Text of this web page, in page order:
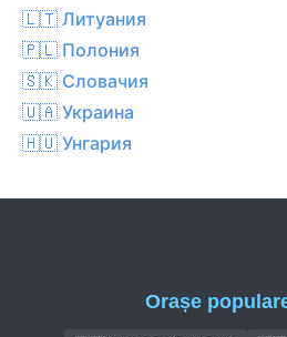
🇱🇹 Литуания
🇵🇱 Полония
🇸🇰 Словачия
🇺🇦 Украина
🇭🇺 Унгария
Orașe